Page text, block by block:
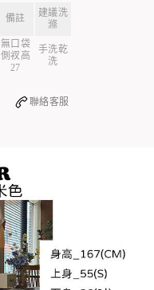
備註
建議洗
滌
無口袋
側衩高
27
手洗乾
洗
聯絡客服